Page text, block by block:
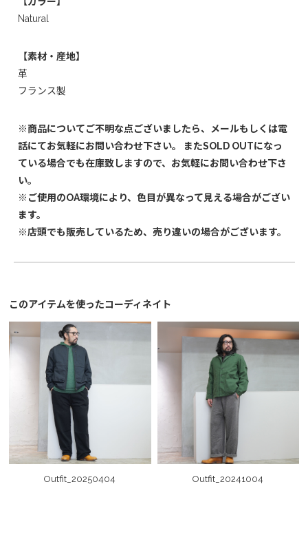
Natural
【素材・産地】
革
フランス製
※商品についてご不明な点ございましたら、メールもしくは電
話にてお気軽にお問い合わせ下さい。 またSOLD OUTになっ
ている場合でも在庫致しますので、お気軽にお問い合わせ下さ
い。
※ご使用のOA環境により、色目が異なって見える場合がござい
ます。
※店頭でも販売しているため、売り違いの場合がございます。
このアイテムを使ったコーディネイト
Outfit_20250404 Outfit_20241004